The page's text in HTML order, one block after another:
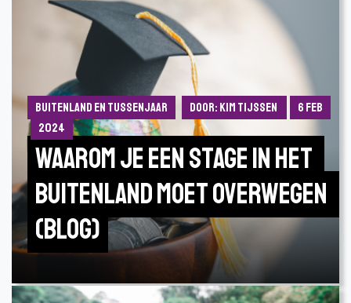
Buitenland en Tussenjaar Door: Kim Tijssen
6 feb
2024
Waarom je een stage in het
buitenland moet overwegen
(Blog)